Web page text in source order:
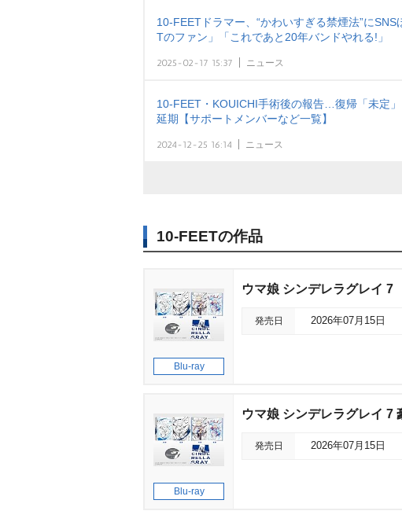
10-FEETドラマー、“かわいすぎる禁煙法”に
Tのファン」「これであと20年バンドやれる!」
2025-02-17 15:37 ニュース
10-FEET・KOUICHI手術後の報告…復帰「未定
延期【サポートメンバーなど一覧】
2024-12-25 16:14 ニュース
10-FEETの作品
Blu-ray
ウマ娘 シンデレラグレイ 7
発売日 2026年07月15日
Blu-ray
ウマ娘 シンデレラグレイ 7
発売日 2026年07月15日